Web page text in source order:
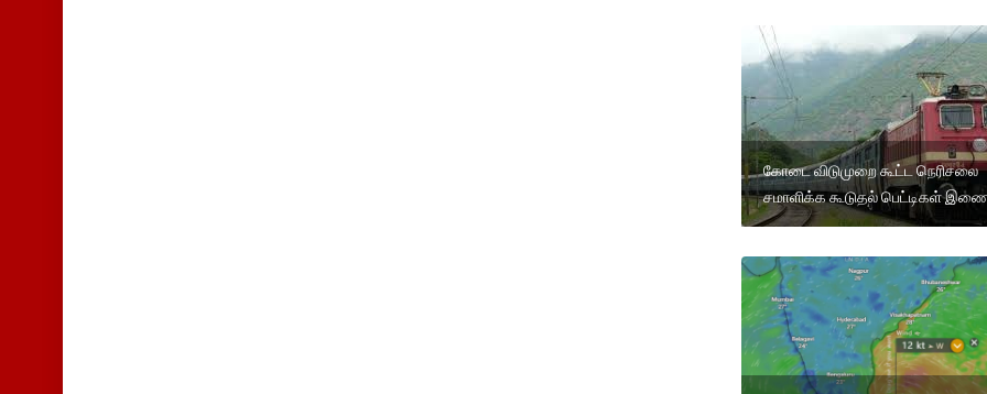
கோடை விடுமுறை கூட்ட நெரிசலை
சமாளிக்க கூடுதல் பெட்டிகள்